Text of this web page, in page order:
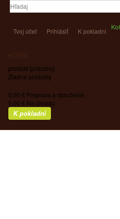
Tvoj účet Prihlásiť K pokladni
produkt [prázdny]
Žiadne produkty
0,00 € Preprava a doručenie
0,00 € Na úhradu
K pokladni